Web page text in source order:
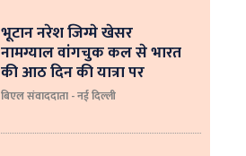
भूटान नरेश जिग्मे खेसर
नामग्याल वांगचुक कल से भारत
की आठ दिन की यात्रा पर
बिएल संवाददाता - नई दिल्ली